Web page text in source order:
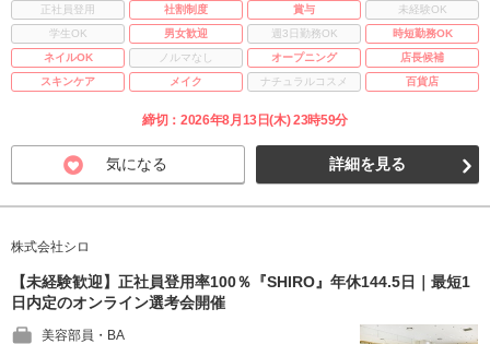
正社員登用 社割制度 賞与
未経験OK
学生OK
男女歓迎 週3日勤務OK
時短勤務OK
ネイルOK
ノルマなし オープニング
店長候補
スキンケア
メイク ナチュラルコスメ 百貨店
締切：2026年8月13日(木) 23時59分
気になる 詳細を見る
株式会社シロ
【未経験歓迎】正社員登用率100％『SHIRO』年休144.5日｜最短1
日内定のオンライン選考会開催
美容部員・BA